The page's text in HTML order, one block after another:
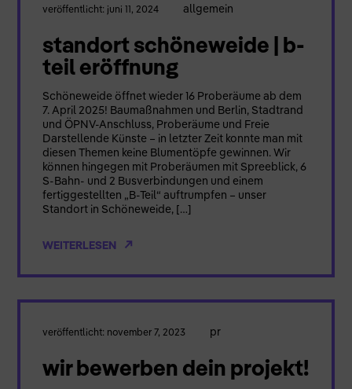
veröffentlicht: juni 11, 2024 allgemein
standort schöneweide | b-
teil eröffnung
Schöneweide öffnet wieder 16 Proberäume ab dem
7. April 2025! Baumaßnahmen und Berlin, Stadtrand
und ÖPNV-Anschluss, Proberäume und Freie
Darstellende Künste – in letzter Zeit konnte man mit
diesen Themen keine Blumentöpfe gewinnen. Wir
können hingegen mit Proberäumen mit Spreeblick, 6
S-Bahn- und 2 Busverbindungen und einem
fertiggestellten „B-Teil“ auftrumpfen – unser
Standort in Schöneweide, […]
WEITERLESEN
veröffentlicht: november 7, 2023 pr
wir bewerben dein projekt!